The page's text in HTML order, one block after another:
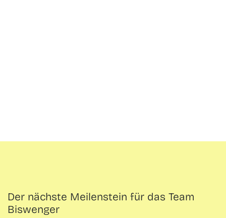
Der nächste Meilenstein für das Team
Biswenger